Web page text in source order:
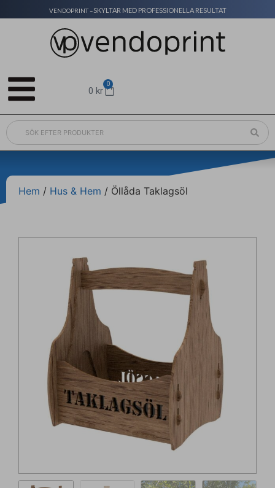
VENDOPRINT –SKYLTAR MED PROFESSIONELLA RESULTAT
0kr
0
Hem / Hus & Hem / Öllåda Taklagsöl